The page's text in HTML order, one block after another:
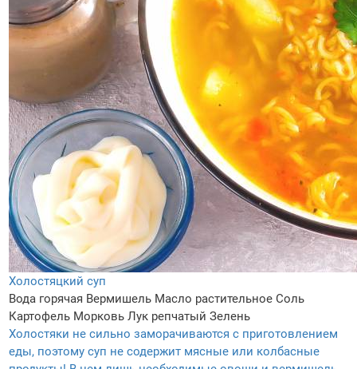
Холостяцкий суп
Вода горячая Вермишель Масло растительное Соль
Картофель Морковь Лук репчатый Зелень
Холостяки не сильно заморачиваются с приготовлением
еды, поэтому суп не содержит мясные или колбасные